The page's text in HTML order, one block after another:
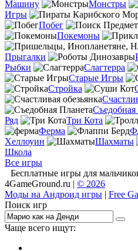
Машину
Монстры
Игры
Побег
Покемоны
Прыгалки
Рыбки
Слагтерра
Старые Игры
Стройка
Съедобная
Ряд
Три Кота
Ферма
Хеллоуин
Шахматы
Школа
Все игры
Бесплатные игры для
4GameGround.ru | © 2026
Моды на Андроид игры | Free
Поиск игр
Чаще всего ищут: